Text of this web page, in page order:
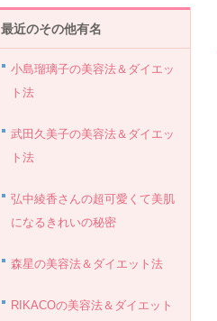
最近のその他有名
小島瑠璃子の美容法＆ダイエッ
ト法
武田久美子の美容法＆ダイエッ
ト法
弘中綾香さんの超可愛くて美肌
になるきれいの秘密
森星の美容法＆ダイエット法
RIKACOの美容法＆ダイエット